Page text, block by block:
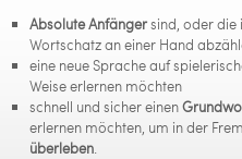
Absolute Anfängersind, oder die
Wortschatz an einer Hand
eine neue Sprache auf
Weise erlernen möchten
schnell und sicher einen
erlernen möchten, um in der
überleben.